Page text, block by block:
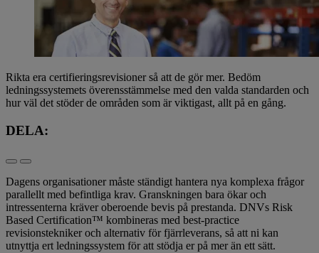
Rikta era certifieringsrevisioner så att de gör mer. Bedöm
ledningssystemets överensstämmelse med den valda standarden och
hur väl det stöder de områden som är viktigast, allt på en gång.
DELA:
Dagens organisationer måste ständigt hantera nya komplexa frågor
parallellt med befintliga krav. Granskningen bara ökar och
intressenterna kräver oberoende bevis på prestanda. DNVs Risk
Based Certification™ kombineras med best-practice
revisionstekniker och alternativ för fjärrleverans, så att ni kan
utnyttja ert ledningssystem för att stödja er på mer än ett sätt.